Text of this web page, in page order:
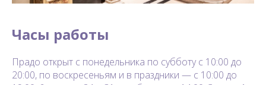
Часы работы
Прадо открыт с понедельника по субботу с 10:00 до
20:00, по воскресеньям и в праздники — с 10:00 до